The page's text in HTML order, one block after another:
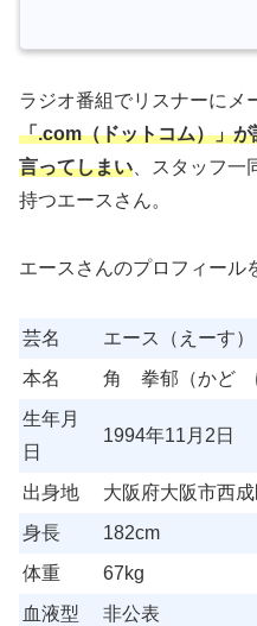
ラジオ番組でリスナーにメ
「.com（ドットコム）」
言ってしまい 、スタッフ
持つエースさん。
エースさんのプロフィール
芸名
エース（えーす）
本名
角 拳郁（かど
生年月
日
1994年11月2日
出身地
大阪府大阪市西
身長
182cm
体重
67kg
血液型
非公表